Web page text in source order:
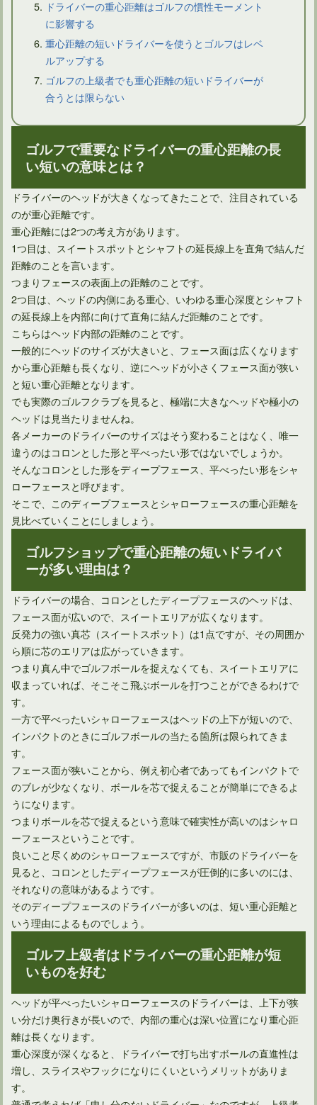
アイアンのスチールシャフトを比較して必要なものが分かる？
ドライバーのロフト角度は9．5度にすれば飛距離が伸びる？
ハイブリッドとユーティリティの種類の違いと今後について
ドライバーについているカチャカチャの仕組みと使い勝手
ドライバーの重心距離はゴルフの慣性モーメント
に影響する
重心距離の短いドライバーを使うとゴルフはレベ
ルアップする
ゴルフの上級者でも重心距離の短いドライバーが
合うとは限らない
ゴルフで重要なドライバーの重心距離の長
い短いの意味とは？
ドライバーのヘッドが大きくなってきたことで、注目されている
のが重心距離です。
重心距離には2つの考え方があります。
1つ目は、スイートスポットとシャフトの延長線上を直角で結んだ
距離のことを言います。
つまりフェースの表面上の距離のことです。
2つ目は、ヘッドの内側にある重心、いわゆる重心深度とシャフト
の延長線上を内部に向けて直角に結んだ距離のことです。
こちらはヘッド内部の距離のことです。
一般的にヘッドのサイズが大きいと、フェース面は広くなります
から重心距離も長くなり、逆にヘッドが小さくフェース面が狭い
と短い重心距離となります。
でも実際のゴルフクラブを見ると、極端に大きなヘッドや極小の
ヘッドは見当たりませんね。
各メーカーのドライバーのサイズはそう変わることはなく、唯一
違うのはコロンとした形と平べったい形ではないでしょうか。
そんなコロンとした形をディープフェース、平べったい形をシャ
ローフェースと呼びます。
そこで、このディープフェースとシャローフェースの重心距離を
見比べていくことにしましょう。
ゴルフショップで重心距離の短いドライバ
ーが多い理由は？
ドライバーの場合、コロンとしたディープフェースのヘッドは、
フェース面が広いので、スイートエリアが広くなります。
反発力の強い真芯（スイートスポット）は1点ですが、その周囲か
ら順に芯のエリアは広がっていきます。
つまり真ん中でゴルフボールを捉えなくても、スイートエリアに
収まっていれば、そこそこ飛ぶボールを打つことができるわけで
す。
一方で平べったいシャローフェースはヘッドの上下が短いので、
インパクトのときにゴルフボールの当たる箇所は限られてきま
す。
フェース面が狭いことから、例え初心者であってもインパクトで
のブレが少なくなり、ボールを芯で捉えることが簡単にできるよ
うになります。
つまりボールを芯で捉えるという意味で確実性が高いのはシャロ
ーフェースということです。
良いこと尽くめのシャローフェースですが、市販のドライバーを
見ると、コロンとしたディープフェースが圧倒的に多いのには、
それなりの意味があるようです。
そのディープフェースのドライバーが多いのは、短い重心距離と
いう理由によるものでしょう。
ゴルフ上級者はドライバーの重心距離が短
いものを好む
ヘッドが平べったいシャローフェースのドライバーは、上下が狭
い分だけ奥行きが長いので、内部の重心は深い位置になり重心距
離は長くなります。
重心深度が深くなると、ドライバーで打ち出すボールの直進性は
増し、スライスやフックになりにくいというメリットがありま
す。